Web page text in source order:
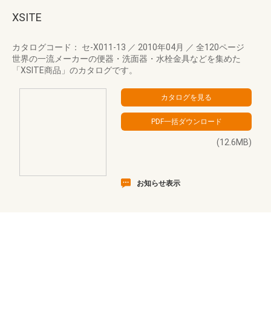
XSITE
カタログコード： セ-X011-13 ／ 2010年04月 ／ 全120ページ
世界の一流メーカーの便器・洗面器・水栓金具などを集めた
「XSITE商品」のカタログです。
(12.6MB)
お知らせ表示